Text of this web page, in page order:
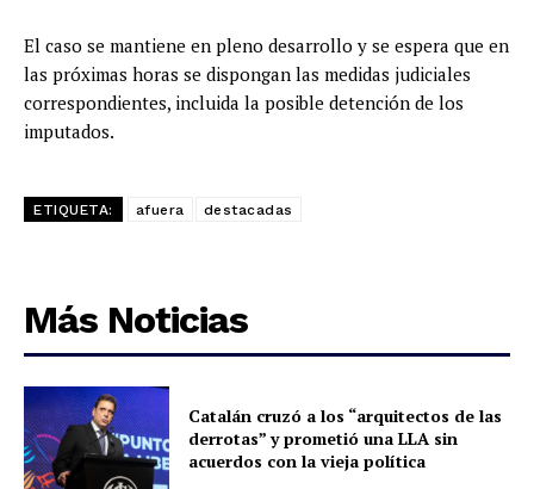
El caso se mantiene en pleno desarrollo y se espera que en
las próximas horas se dispongan las medidas judiciales
correspondientes, incluida la posible detención de los
imputados.
ETIQUETA: afuera destacadas
Más Noticias
Catalán cruzó a los “arquitectos de las
derrotas” y prometió una LLA sin
acuerdos con la vieja política